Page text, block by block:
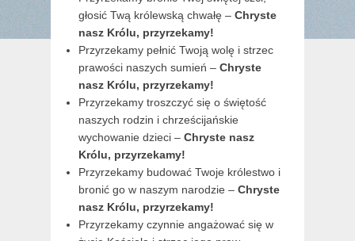
głosić Twą królewską chwałę – Chryste
nasz Królu, przyrzekamy!
Przyrzekamy pełnić Twoją wolę i strzec
prawości naszych sumień – Chryste
nasz Królu, przyrzekamy!
Przyrzekamy troszczyć się o świętość
naszych rodzin i chrześcijańskie
wychowanie dzieci – Chryste nasz
Królu, przyrzekamy!
Przyrzekamy budować Twoje królestwo i
bronić go w naszym narodzie – Chryste
nasz Królu, przyrzekamy!
Przyrzekamy czynnie angażować się w